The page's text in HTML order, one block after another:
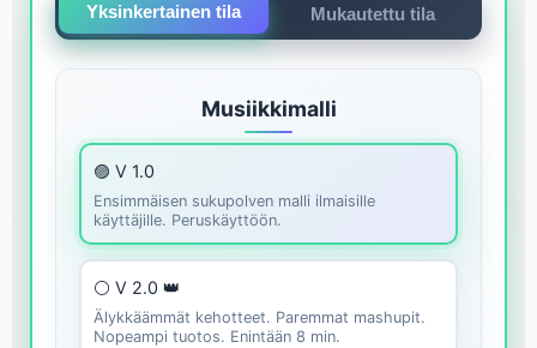
Yksinkertainen tila Mukautettu tila
Musiikkimalli
🟣 V 1.0
Ensimmäisen sukupolven malli ilmaisille
käyttäjille. Peruskäyttöön.
⚪ V 2.0 👑
Älykkäämmät kehotteet. Paremmat mashupit.
Nopeampi tuotos. Enintään 8 min.